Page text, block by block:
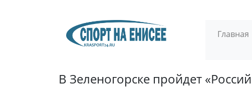
Главная
В Зеленогорске пройдет